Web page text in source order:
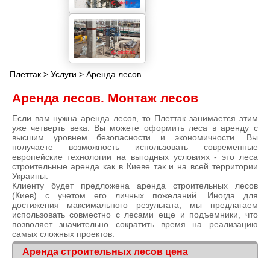
Плеттак >Услуги > Аренда лесов
Аренда лесов. Монтаж лесов
Если вам нужна аренда лесов, то Плеттак занимается этим
уже четверть века. Вы можете оформить леса в аренду с
высшим уровнем безопасности и экономичности. Вы
получаете возможность использовать современные
европейские технологии на выгодных условиях - это леса
строительные аренда как в Киеве так и на всей территории
Украины.
Клиенту будет предложена аренда строительных лесов
(Киев) с учетом его личных пожеланий. Иногда для
достижения максимального результата, мы предлагаем
использовать совместно с лесами еще и подъемники, что
позволяет значительно сократить время на реализацию
самых сложных проектов.
Аренда строительных лесов цена